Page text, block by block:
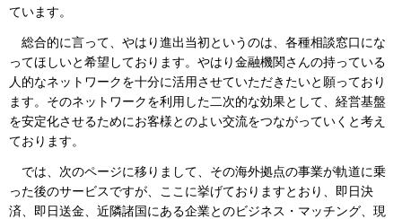
ています。
総合的に言って、やはり進出当初というのは、各種相談窓口にな
ってほしいと希望しております。やはり金融機関さんの持っている
人的なネットワークを十分に活用させていただきたいと願っており
ます。そのネットワークを利用した二次的な効果として、経営基盤
を安定化させるためにお客様とのよい交流をつながっていくと考え
ております。
では、次のページに移りまして、その海外拠点の事業が軌道に乗
った後のサービスですが、ここに挙げておりますとおり、即日決
済、即日送金、近隣諸国にある企業とのビジネス・マッチング、現